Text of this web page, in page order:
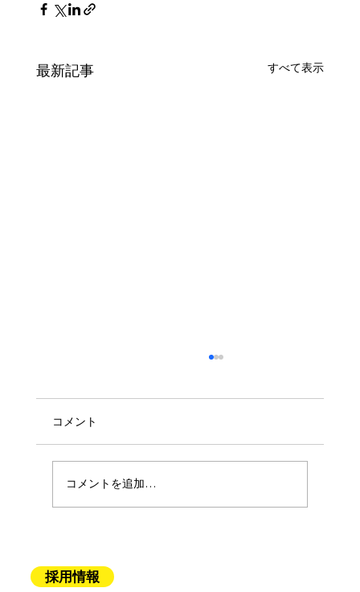
最新記事 すべて表示
手作り「布」絵本の読み聞かせ
コメント
コメントを追加…
採用情報